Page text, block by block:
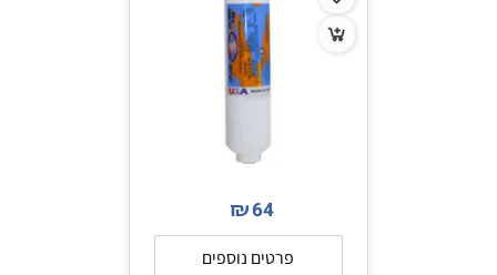
₪64
פרטים נוספים